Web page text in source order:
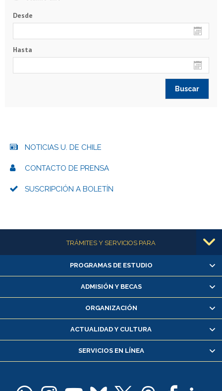
Desde
Hasta
NOTICIAS U. DE CHILE
CONTACTO DE PRENSA
SUSCRIPCIÓN A BOLETÍN
Más informaciónTRÁMITES Y SERVICIOS PARA
Alumnas/os y exalumnas/os
Matrícula en línea
Inscripción y cambio de asignaturas
Consulta y certificado de notas
Servicio médico y dental
Pago de arancel y crédito alumnos
PROGRAMAS DE ESTUDIO
ADMISIÓN Y BECAS
ORGANIZACIÓN
ACTUALIDAD Y CULTURA
SERVICIOS EN LÍNEA